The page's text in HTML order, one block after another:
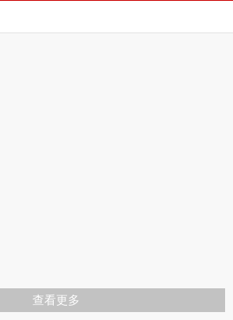
查看更多